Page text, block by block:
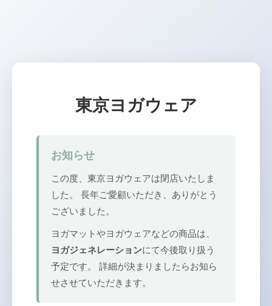
東京ヨガウェア
お知らせ
この度、東京ヨガウェアは閉店いたしま
した。 長年ご愛顧いただき、ありがとう
ございました。
ヨガマットやヨガウェアなどの商品は、
ヨガジェネレーションにて今後取り扱う
予定です。 詳細が決まりましたらお知ら
せさせていただきます。